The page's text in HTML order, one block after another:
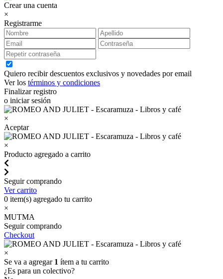
Crear una cuenta
×
Registrarme
Quiero recibir descuentos exclusivos y novedades por email
Ver los términos y condiciones
Finalizar registro
o iniciar sesión
×
Aceptar
×
Producto agregado a carrito
Seguir comprando
Ver carrito
0 item(s) agregado tu carrito
×
MUTMA
Seguir comprando
Checkout
×
Se va a agregar 1 ítem a tu carrito
¿Es para un colectivo?